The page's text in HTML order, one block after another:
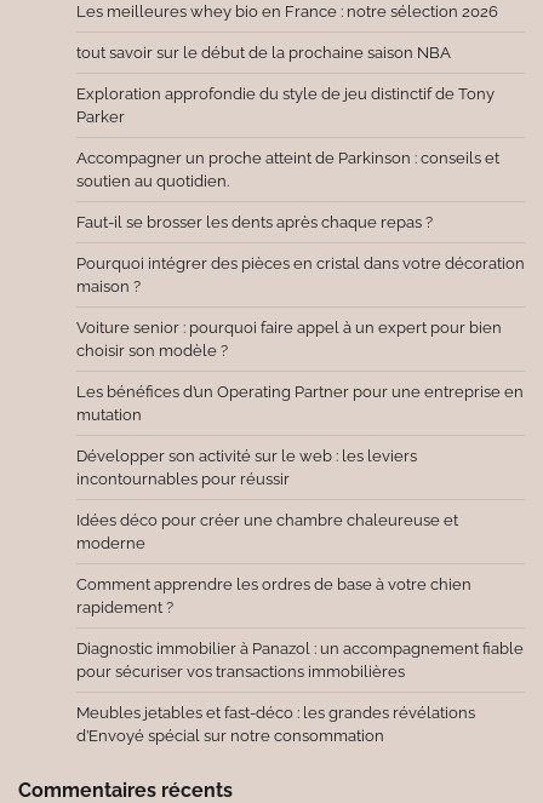
Les meilleures whey bio en France : notre sélection 2026
tout savoir sur le début de la prochaine saison NBA
Exploration approfondie du style de jeu distinctif de Tony
Parker
Accompagner un proche atteint de Parkinson : conseils et
soutien au quotidien.
Faut-il se brosser les dents après chaque repas ?
Pourquoi intégrer des pièces en cristal dans votre décoration
maison ?
Voiture senior : pourquoi faire appel à un expert pour bien
choisir son modèle ?
Les bénéfices d’un Operating Partner pour une entreprise en
mutation
Développer son activité sur le web : les leviers
incontournables pour réussir
Idées déco pour créer une chambre chaleureuse et
moderne
Comment apprendre les ordres de base à votre chien
rapidement ?
Diagnostic immobilier à Panazol : un accompagnement fiable
pour sécuriser vos transactions immobilières
Meubles jetables et fast-déco : les grandes révélations
d’Envoyé spécial sur notre consommation
Commentaires récents